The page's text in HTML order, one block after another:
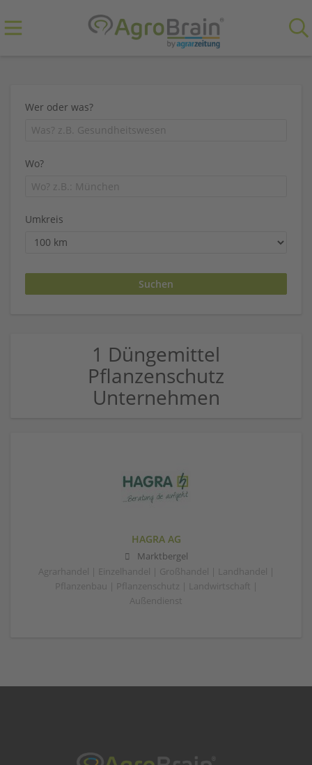
Wer oder was?
Wo?
Umkreis
1 Düngemittel
Pflanzenschutz
Unternehmen
HAGRA AG
Marktbergel
Agrarhandel | Einzelhandel | Großhandel | Landhandel |
Pflanzenbau | Pflanzenschutz | Landwirtschaft |
Außendienst